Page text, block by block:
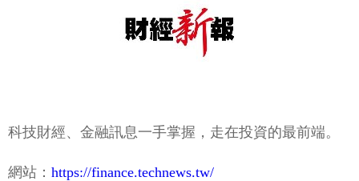
科技財經、金融訊息一手掌握，走在投資的最前端。
網站： https://finance.technews.tw/